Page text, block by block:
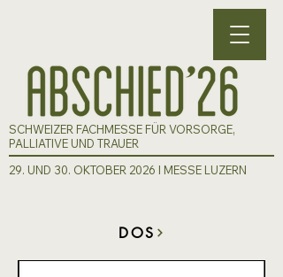
SCHWEIZER FACHMESSE FÜR VORSORGE,
PALLIATIVE UND TRAUER
29. UND 30. OKTOBER 2026 I MESSE LUZERN
DOS